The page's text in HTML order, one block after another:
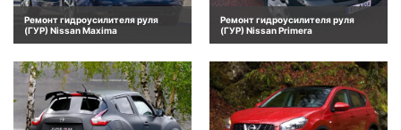
Ремонт гидроусилителя руля
(ГУР) Nissan Maxima
Ремонт гидроусилителя руля
(ГУР) Nissan Primera